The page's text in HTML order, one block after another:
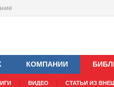
КОМПАНИИ
ВИДЕО СТАТЬИ ИЗ